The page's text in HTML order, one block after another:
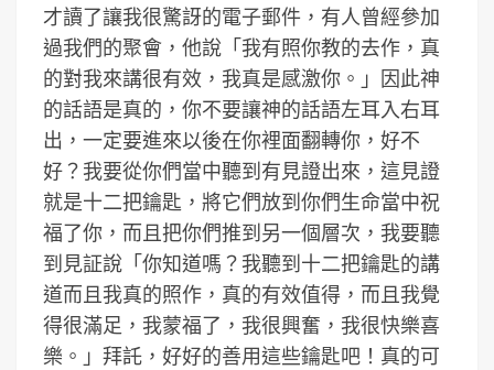
才讀了讓我很驚訝的電子郵件，有人曾經參加
過我們的聚會，他說「我有照你教的去作，真
的對我來講很有效，我真是感激你。」因此神
的話語是真的，你不要讓神的話語左耳入右耳
出，一定要進來以後在你裡面翻轉你，好不
好？我要從你們當中聽到有見證出來，這見證
就是十二把鑰匙，將它們放到你們生命當中祝
福了你，而且把你們推到另一個層次，我要聽
到見証說「你知道嗎？我聽到十二把鑰匙的講
道而且我真的照作，真的有效值得，而且我覺
得很滿足，我蒙福了，我很興奮，我很快樂喜
樂。」拜託，好好的善用這些鑰匙吧！真的可